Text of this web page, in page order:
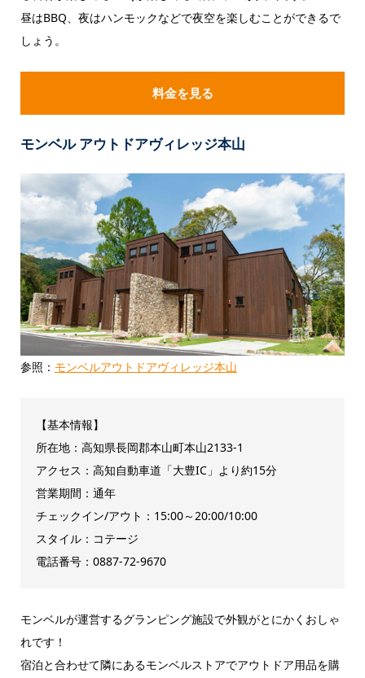
昼はBBQ、夜はハンモックなどで夜空を楽しむことができるで
しょう。
料金を見る
モンベル アウトドアヴィレッジ本山
参照： モンベルアウトドアヴィレッジ本山
【基本情報】
所在地：高知県長岡郡本山町本山2133-1
アクセス：高知自動車道「大豊IC」より約15分
営業期間：通年
チェックイン/アウト：15:00～20:00/10:00
スタイル：コテージ
電話番号：0887-72-9670
モンベルが運営するグランピング施設で外観がとにかくおしゃ
れです！
宿泊と合わせて隣にあるモンベルストアでアウトドア用品を購